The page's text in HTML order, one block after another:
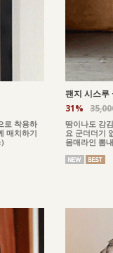
로 착용하
매치하기
팬지 시스
31%
땀이나도 감
요 군더더기
몸매라인 뽐